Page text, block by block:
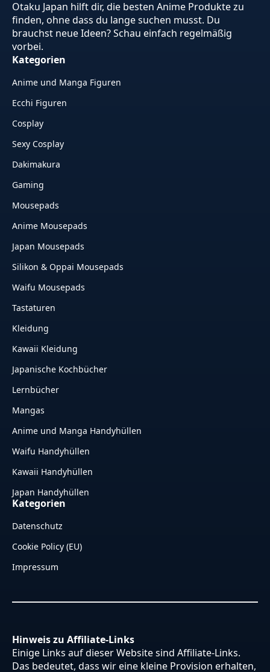
Otaku Japan hilft dir, die besten Anime Produkte zu
finden, ohne dass du lange suchen musst. Du
brauchst neue Ideen? Schau einfach regelmäßig
vorbei.
Kategorien
Anime und Manga Figuren
Ecchi Figuren
Cosplay
Sexy Cosplay
Dakimakura
Gaming
Mousepads
Anime Mousepads
Japan Mousepads
Silikon & Oppai Mousepads
Waifu Mousepads
Tastaturen
Kleidung
Kawaii Kleidung
Japanische Kochbücher
Lernbücher
Mangas
Anime und Manga Handyhüllen
Waifu Handyhüllen
Kawaii Handyhüllen
Japan Handyhüllen
Kategorien
Datenschutz
Cookie Policy (EU)
Impressum
Hinweis zu Affiliate-Links
Einige Links auf dieser Website sind Affiliate-Links.
Das bedeutet, dass wir eine kleine Provision erhalten,